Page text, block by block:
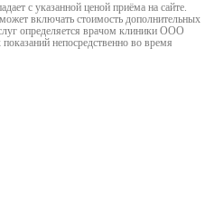
с указанной ценой приёма на сайте.
включать стоимость дополнительных
определяется врачом клиники ООО
непосредственно во время